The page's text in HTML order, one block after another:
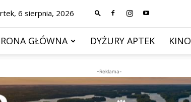
6 sierpnia, 2026
GŁÓWNA DYŻURY APTEK KINO
-Reklama-